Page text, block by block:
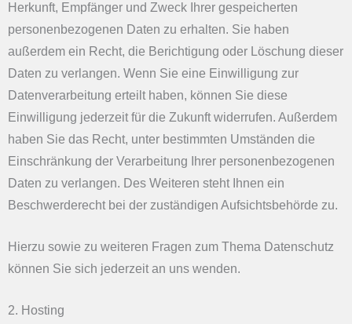
Herkunft, Empfänger und Zweck Ihrer gespeicherten
personenbezogenen Daten zu erhalten. Sie haben
außerdem ein Recht, die Berichtigung oder Löschung dieser
Daten zu verlangen. Wenn Sie eine Einwilligung zur
Datenverarbeitung erteilt haben, können Sie diese
Einwilligung jederzeit für die Zukunft widerrufen. Außerdem
haben Sie das Recht, unter bestimmten Umständen die
Einschränkung der Verarbeitung Ihrer personenbezogenen
Daten zu verlangen. Des Weiteren steht Ihnen ein
Beschwerderecht bei der zuständigen Aufsichtsbehörde zu.
Hierzu sowie zu weiteren Fragen zum Thema Datenschutz
können Sie sich jederzeit an uns wenden.
2. Hosting